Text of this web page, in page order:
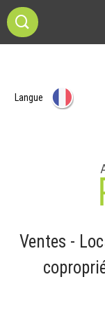
Langue
Ventes -